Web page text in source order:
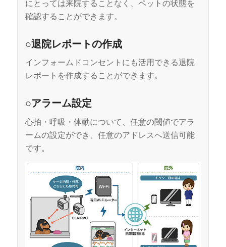
にとっては来院することなく、ペットの状態を
確認することができます。
○退院レポートの作成
インフォームドコンセントにも活用できる退院
レポートを作成することができます。
○アラーム設定
心拍・呼吸・体動について、任意の閾値でアラ
ームの設定ができ、任意のアドレスへ送信可能
です。